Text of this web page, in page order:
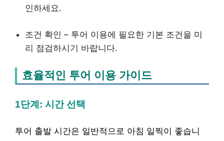
인하세요.
조건 확인 – 투어 이용에 필요한 기본 조건을 미
리 점검하시기 바랍니다.
효율적인 투어 이용 가이드
1단계: 시간 선택
투어 출발 시간은 일반적으로 아침 일찍이 좋습니